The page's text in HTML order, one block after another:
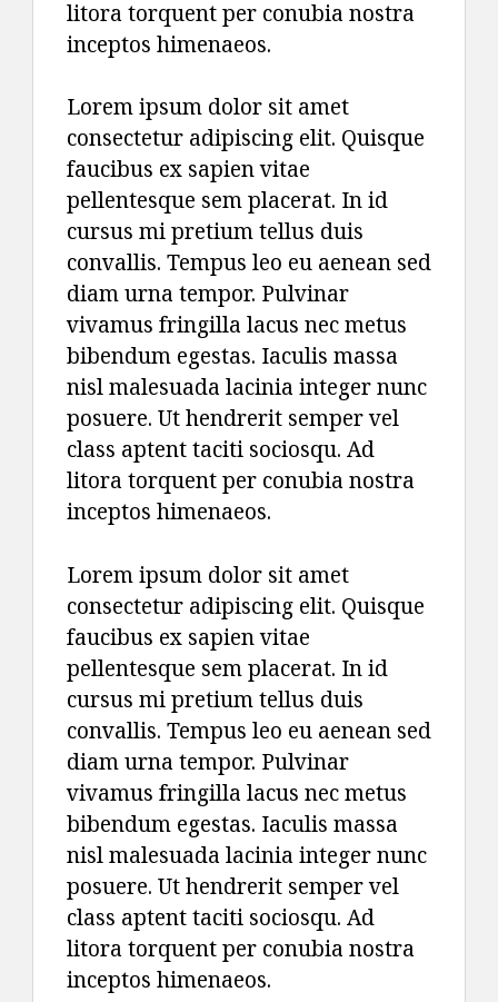
litora torquent per conubia nostra
inceptos himenaeos.
Lorem ipsum dolor sit amet
consectetur adipiscing elit. Quisque
faucibus ex sapien vitae
pellentesque sem placerat. In id
cursus mi pretium tellus duis
convallis. Tempus leo eu aenean sed
diam urna tempor. Pulvinar
vivamus fringilla lacus nec metus
bibendum egestas. Iaculis massa
nisl malesuada lacinia integer nunc
posuere. Ut hendrerit semper vel
class aptent taciti sociosqu. Ad
litora torquent per conubia nostra
inceptos himenaeos.
Lorem ipsum dolor sit amet
consectetur adipiscing elit. Quisque
faucibus ex sapien vitae
pellentesque sem placerat. In id
cursus mi pretium tellus duis
convallis. Tempus leo eu aenean sed
diam urna tempor. Pulvinar
vivamus fringilla lacus nec metus
bibendum egestas. Iaculis massa
nisl malesuada lacinia integer nunc
posuere. Ut hendrerit semper vel
class aptent taciti sociosqu. Ad
litora torquent per conubia nostra
inceptos himenaeos.